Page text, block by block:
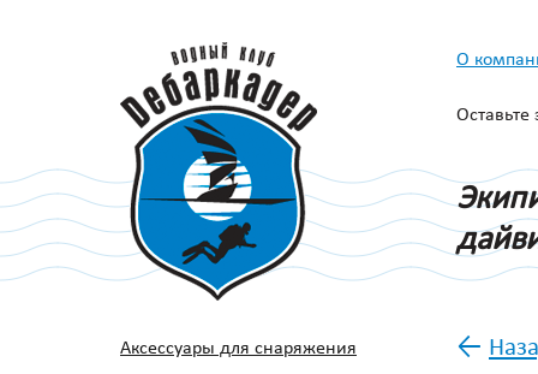
О
Аксессуары для снаряжения
←